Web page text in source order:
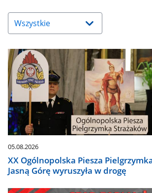
Naciśnij
strzałkę
w
aby
wybrać
odpowiednią
pozycję.
Dane
zaktualizują
się
automatycznie.
05.08.2026
XX Ogólnopolska Piesza
Jasną Górę wyruszyła w drogę